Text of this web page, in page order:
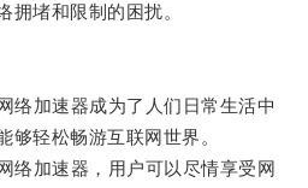
拥堵和限制的困扰。
加速器成为了人们日常生活中
够轻松畅游互联网世界。
加速器，用户可以尽情享受网